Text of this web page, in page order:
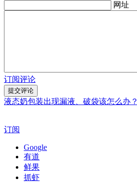
网址
订阅评论
液态奶包装出现漏液、破袋该怎么办？
订阅
Google
有道
鲜果
抓虾